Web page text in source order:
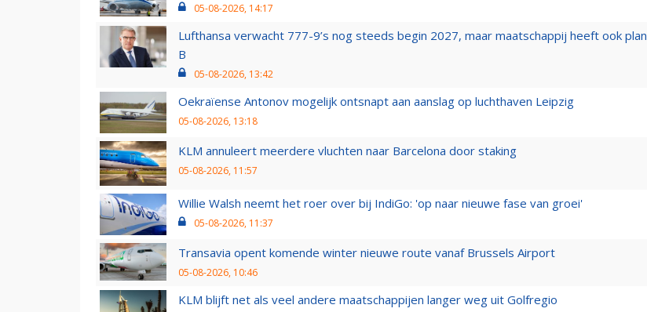
05-08-2026, 14:17
Lufthansa verwacht 777-9’s nog steeds begin 2027, maar maatschappij heeft ook plan
B
05-08-2026, 13:42
Oekraïense Antonov mogelijk ontsnapt aan aanslag op luchthaven Leipzig
05-08-2026, 13:18
KLM annuleert meerdere vluchten naar Barcelona door staking
05-08-2026, 11:57
Willie Walsh neemt het roer over bij IndiGo: 'op naar nieuwe fase van groei'
05-08-2026, 11:37
Transavia opent komende winter nieuwe route vanaf Brussels Airport
05-08-2026, 10:46
KLM blijft net als veel andere maatschappijen langer weg uit Golfregio